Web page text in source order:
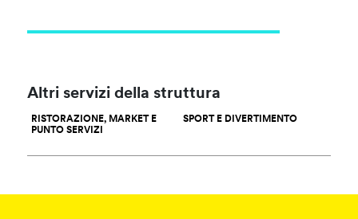
Altri servizi della struttura
RISTORAZIONE, MARKET E
PUNTO SERVIZI
SPORT E DIVERTIMENTO